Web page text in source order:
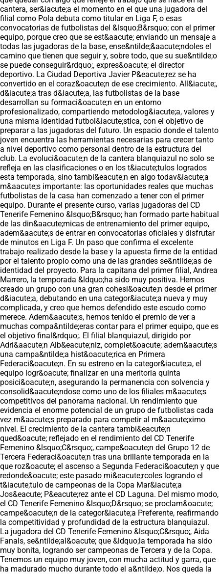
cantera, ser&iacute;a el momento en el que una jugadora del
filial como Pola debuta como titular en Liga F, o esas
convocatorias de futbolistas del &lsquo;B&rsquo; con el primer
equipo, porque creo que se est&aacute; enviando un mensaje a
todas las jugadoras de la base, ense&ntilde;&aacute;ndoles el
camino que tienen que seguir y, sobre todo, que su sue&ntilde;o
se puede conseguir&rdquo;, expres&oacute; el director
deportivo. La Ciudad Deportiva Javier P&eacute;rez se ha
convertido en el coraz&oacute;n de ese crecimiento. All&iacute;,
d&iacute;a tras d&iacute;a, las futbolistas de la base
desarrollan su formaci&oacute;n en un entorno
profesionalizado, compartiendo metodolog&iacute;a, valores y
una misma identidad futbol&iacute;stica, con el objetivo de
preparar a las jugadoras del futuro. Un espacio donde el talento
joven encuentra las herramientas necesarias para crecer tanto
a nivel deportivo como personal dentro de la estructura del
club. La evoluci&oacute;n de la cantera blanquiazul no solo se
refleja en las clasificaciones o en los t&iacute;tulos logrados
esta temporada, sino tambi&eacute;n en algo todav&iacute;a
m&aacute;s importante: las oportunidades reales que muchas
futbolistas de la casa han comenzado a tener con el primer
equipo. Durante el presente curso, varias jugadoras del CD
Tenerife Femenino &lsquo;B&rsquo; han formado parte habitual
de las din&aacute;micas de entrenamiento del primer equipo,
adem&aacute;s de entrar en convocatorias oficiales y disfrutar
de minutos en Liga F. Un paso que confirma el excelente
trabajo realizado desde la base y la apuesta firme de la entidad
por el talento propio como una de las grandes se&ntilde;as de
identidad del proyecto. Para la capitana del primer filial, Andrea
Marrero, la temporada &ldquo;ha sido muy positiva. Hemos
creado un grupo con una gran cohesi&oacute;n desde el primer
d&iacute;a, debutando en una categor&iacute;a nueva y muy
complicada, y creo que hemos defendido este escudo como
merece. Adem&aacute;s, hemos tenido el premio de ver a
muchas compa&ntilde;eras contar para el primer equipo, que es
el objetivo final&rdquo;. El filial blanquiazul, dirigido por
Adri&aacute;n Alb&eacute;niz, complet&oacute; adem&aacute;s
una campa&ntilde;a hist&oacute;rica en Primera
Federaci&oacute;n. En su estreno en la categor&iacute;a, el
equipo logr&oacute; finalizar en una meritoria quinta
posici&oacute;n, asegurando la permanencia con solvencia y
consolid&aacute;ndose como uno de los filiales m&aacute;s
competitivos del panorama nacional. Un rendimiento que
evidencia el enorme potencial de un grupo de futbolistas cada
vez m&aacute;s preparado para competir al m&aacute;ximo
nivel. El crecimiento de la cantera tambi&eacute;n
qued&oacute; reflejado en el rendimiento del CD Tenerife
Femenino &lsquo;C&rsquo;, campe&oacute;n del Grupo 12 de
Tercera Federaci&oacute;n tras una brillante temporada en la
que roz&oacute; el ascenso a Segunda Federaci&oacute;n y que
redonde&oacute; este pasado mi&eacute;rcoles logrando el
t&iacute;tulo de campeonas de la Copa Mar&iacute;a
Jos&eacute; P&eacute;rez ante el CD Laguna. Del mismo modo,
el CD Tenerife Femenino &lsquo;D&rsquo; se proclam&oacute;
campe&oacute;n de la categor&iacute;a Preferente, reafirmando
la competitividad y profundidad de la estructura blanquiazul.
La jugadora del CD Tenerife Femenino &lsquo;C&rsquo;, Aida
Fanals, se&ntilde;al&oacute; que &ldquo;la temporada ha sido
muy bonita, logrando ser campeonas de Tercera y de la Copa.
Tenemos un equipo muy joven, con mucha actitud y garra, que
ha madurado mucho durante todo el a&ntilde;o. Nos queda la